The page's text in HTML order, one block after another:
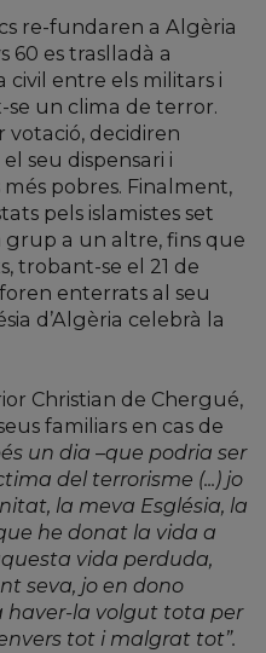
re-fundaren a Algèria
60 es traslladà a
civil entre els militars i
un clima de terror.
votació, decidiren
seu dispensari i
pobres. Finalment,
pels islamistes set
grup a un altre, fins que
trobant-se el 21 de
enterrats al seu
d’Algèria celebrà la
Christian de Chergué,
familiars en cas de
un dia –que podria ser
del terrorisme (...) jo
la meva Església, la
he donat la vida a
vida perduda,
seva, jo en dono
haver-la volgut tota per
tot i malgrat tot”.